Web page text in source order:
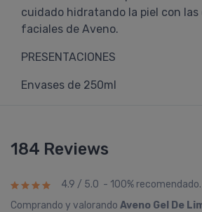
cuidado hidratando la piel con las
faciales de Aveno.
PRESENTACIONES
Envases de 250ml
184 Reviews
4.9 / 5.0 - 100% recomendado.
Comprando y valorando Aveno Gel De